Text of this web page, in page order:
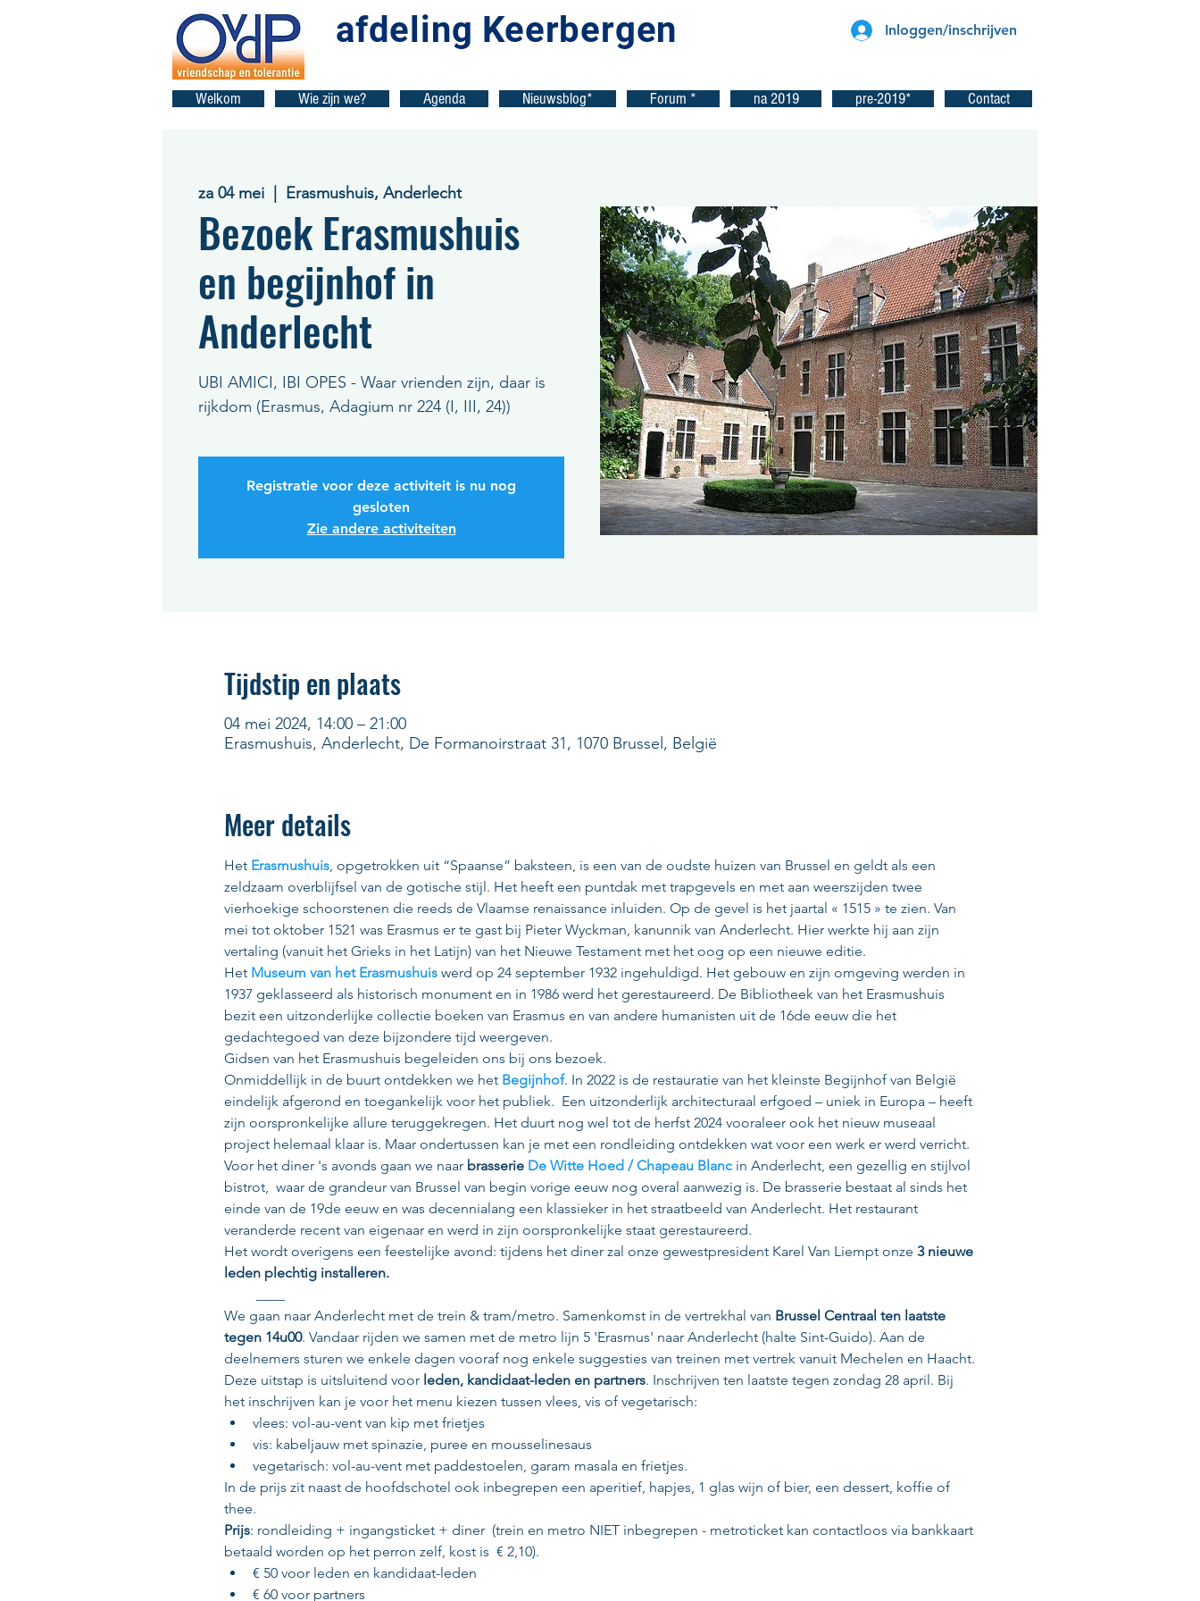
afdeling Keerbergen Inloggen/inschrijven
Welkom Wie zijn we? Agenda Nieuwsblog* Forum * na 2019 pre-2019* Contact
za 04 mei Erasmushuis, Anderlecht
Bezoek Erasmushuis
en begijnhof in
Anderlecht
UBI AMICI, IBI OPES - Waar vrienden zijn, daar is
rijkdom (Erasmus, Adagium nr 224 (I, III, 24))
Registratie voor deze activiteit is nu nog
gesloten
Zie andere activiteiten
Tijdstip en plaats
04 mei 2024, 14:00 – 21:00
Erasmushuis, Anderlecht, De Formanoirstraat 31, 1070 Brussel, België
Meer details
Het Erasmushuis, opgetrokken uit “Spaanse” baksteen, is een van de oudste huizen van Brussel en geldt als een
zeldzaam overblijfsel van de gotische stijl. Het heeft een puntdak met trapgevels en met aan weerszijden twee
vierhoekige schoorstenen die reeds de Vlaamse renaissance inluiden. Op de gevel is het jaartal « 1515 » te zien. Van
mei tot oktober 1521 was Erasmus er te gast bij Pieter Wyckman, kanunnik van Anderlecht. Hier werkte hij aan zijn
vertaling (vanuit het Grieks in het Latijn) van het Nieuwe Testament met het oog op een nieuwe editie.
Het Museum van het Erasmushuis werd op 24 september 1932 ingehuldigd. Het gebouw en zijn omgeving werden in
1937 geklasseerd als historisch monument en in 1986 werd het gerestaureerd. De Bibliotheek van het Erasmushuis
bezit een uitzonderlijke collectie boeken van Erasmus en van andere humanisten uit de 16de eeuw die het
gedachtegoed van deze bijzondere tijd weergeven.
Gidsen van het Erasmushuis begeleiden ons bij ons bezoek.
Onmiddellijk in de buurt ontdekken we het Begijnhof. In 2022 is de restauratie van het kleinste Begijnhof van België
eindelijk afgerond en toegankelijk voor het publiek.  Een uitzonderlijk architecturaal erfgoed – uniek in Europa – heeft
zijn oorspronkelijke allure teruggekregen. Het duurt nog wel tot de herfst 2024 vooraleer ook het nieuw museaal
project helemaal klaar is. Maar ondertussen kan je met een rondleiding ontdekken wat voor een werk er werd verricht.
Voor het diner 's avonds gaan we naar brasserie De Witte Hoed / Chapeau Blanc in Anderlecht, een gezellig en stijlvol
bistrot,  waar de grandeur van Brussel van begin vorige eeuw nog overal aanwezig is. De brasserie bestaat al sinds het
einde van de 19de eeuw en was decennialang een klassieker in het straatbeeld van Anderlecht. Het restaurant
veranderde recent van eigenaar en werd in zijn oorspronkelijke staat gerestaureerd.
Het wordt overigens een feestelijke avond: tijdens het diner zal onze gewestpresident Karel Van Liempt onze 3 nieuwe
leden plechtig installeren.
We gaan naar Anderlecht met de trein & tram/metro. Samenkomst in de vertrekhal van Brussel Centraal ten laatste
tegen 14u00. Vandaar rijden we samen met de metro lijn 5 'Erasmus' naar Anderlecht (halte Sint-Guido). Aan de
deelnemers sturen we enkele dagen vooraf nog enkele suggesties van treinen met vertrek vanuit Mechelen en Haacht.
Deze uitstap is uitsluitend voor leden, kandidaat-leden en partners. Inschrijven ten laatste tegen zondag 28 april. Bij
het inschrijven kan je voor het menu kiezen tussen vlees, vis of vegetarisch:
vlees: vol-au-vent van kip met frietjes
vis: kabeljauw met spinazie, puree en mousselinesaus
vegetarisch: vol-au-vent met paddestoelen, garam masala en frietjes.
In de prijs zit naast de hoofdschotel ook inbegrepen een aperitief, hapjes, 1 glas wijn of bier, een dessert, koffie of
thee.
Prijs: rondleiding + ingangsticket + diner  (trein en metro NIET inbegrepen - metroticket kan contactloos via bankkaart
betaald worden op het perron zelf, kost is  € 2,10).
€ 50 voor leden en kandidaat-leden
€ 60 voor partners